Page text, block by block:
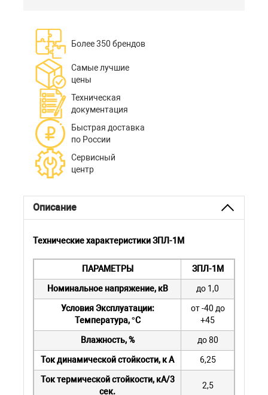
Более 350 брендов
Самые лучшие
цены
Техническая
документация
Быстрая доставка
по России
Сервисный
центр
Описание
Технические характеристики ЗПЛ-1М
ПАРАМЕТРЫ ЗПЛ-1М
Номинальное напряжение, кВ до 1,0
Условия Эксплуатации:
Температура, °С
от -40 до
+45
Влажность, % до 80
Ток динамической стойкости, к А 6,25
Ток термической стойкости, кА/3
сек.
2,5